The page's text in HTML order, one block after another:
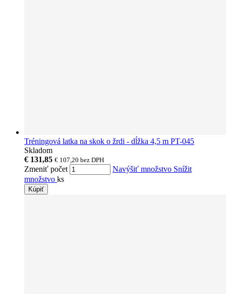
Tréningová latka na skok o žrdi - dĺžka 4,5 m PT-045
Skladom
€ 131,85 € 107,20 bez DPH
Zmeniť počet Navýšiť množstvo Snížit
množstvo ks
Kúpiť